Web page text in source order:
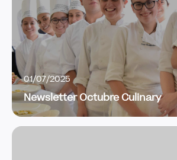
01/07/2025
Newsletter Octubre Culinary